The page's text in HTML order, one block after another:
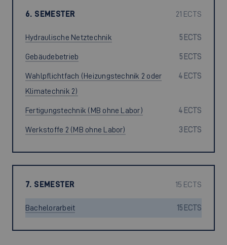
6. SEMESTER 21 ECTS
Hydraulische Netztechnik 5 ECTS
Gebäudebetrieb 5 ECTS
Wahlpflichtfach (Heizungstechnik 2 oder
Klimatechnik 2)
4 ECTS
Fertigungstechnik (MB ohne Labor) 4 ECTS
Werkstoffe 2 (MB ohne Labor) 3 ECTS
7. SEMESTER 15 ECTS
Bachelorarbeit 15 ECTS